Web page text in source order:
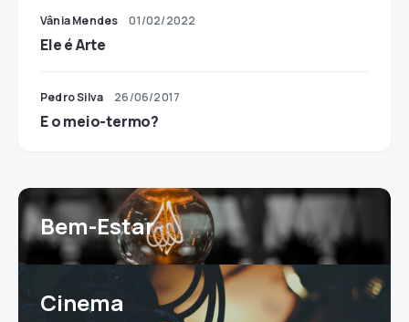
Vânia Mendes 01/02/2022
Ele é Arte
Pedro Silva 26/06/2017
E o meio-termo?
Bem-Estar
Cinema